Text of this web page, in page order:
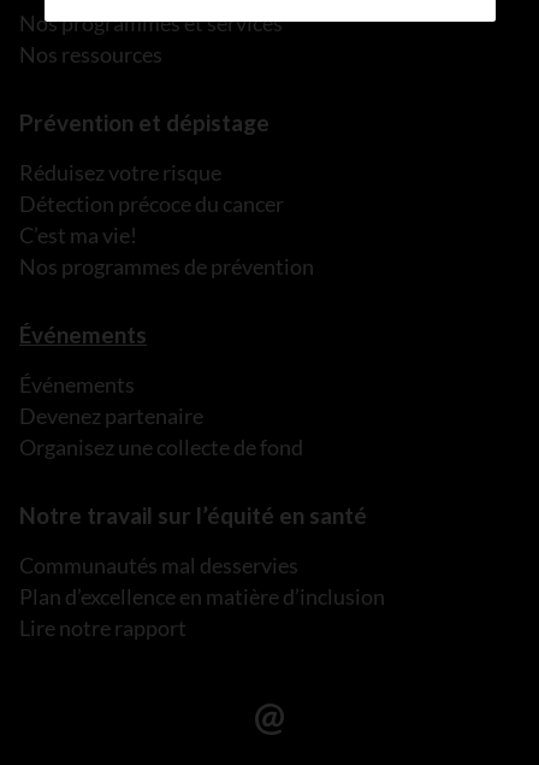
Nos programmes et services
Nos ressources
Prévention et dépistage
Réduisez votre risque
Détection précoce du cancer
C’est ma vie!
Nos programmes de prévention
Événements
Événements
Devenez partenaire
Organisez une collecte de fond
Notre travail sur l’équité en santé
Communautés mal desservies
Plan d’excellence en matière d’inclusion
Lire notre rapport